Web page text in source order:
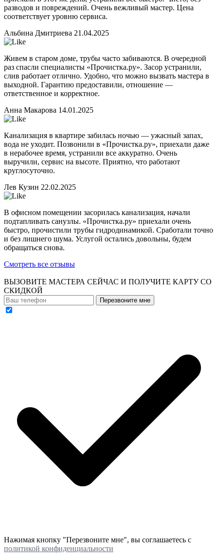
разводов и повреждений. Очень вежливый мастер. Цена
соответствует уровню сервиса.
Альбина Дмитриева 21.04.2025
Живем в старом доме, трубы часто забиваются. В очередной
раз спасли специалисты «Прочистка.ру». Засор устранили,
слив работает отлично. Удобно, что можно вызвать мастера в
выходной. Гарантию предоставили, отношение —
ответственное и корректное.
Анна Макарова 14.01.2025
Канализация в квартире забилась ночью — ужасный запах,
вода не уходит. Позвонили в «Прочистка.ру», приехали даже
в нерабочее время, устранили все аккуратно. Очень
выручили, сервис на высоте. Приятно, что работают
круглосуточно.
Лев Кузин 22.02.2025
В офисном помещении засорилась канализация, начали
подтапливать санузлы. «Прочистка.ру» приехали очень
быстро, прочистили трубы гидродинамикой. Сработали точно
и без лишнего шума. Услугой остались довольны, будем
обращаться снова.
Смотреть все отзывы
ВЫЗОВИТЕ МАСТЕРА СЕЙЧАС И ПОЛУЧИТЕ КАРТУ СО
СКИДКОЙ
Перезвоните мне
Нажимая кнопку "Перезвоните мне", вы соглашаетесь с
политикой конфиденциальности